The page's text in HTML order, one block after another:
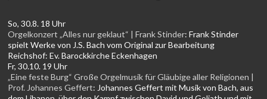
So, 30.8. 18 Uhr
Orgelkonzert „Alles nur geklaut“ | Frank Stinder:Frank Stinder
spielt Werke von J.S. Bach vom Original zur Bearbeitung
Reichshof:Ev. Barockkirche Eckenhagen
Fr, 30.10. 19 Uhr
„Eine feste Burg“ Große Orgelmusik für Gläubige aller Religionen |
Prof. Johannes Geffert: Johannes Geffert mit Musik von Bach, aus